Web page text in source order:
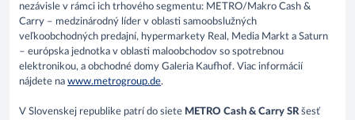
nezávisle v rámci ich trhového segmentu: METRO/Makro Cash &
Carry – medzinárodný líder v oblasti samoobslužných
veľkoobchodných predajní, hypermarkety Real, Media Markt a Saturn
– európska jednotka v oblasti maloobchodov so spotrebnou
elektronikou, a obchodné domy Galeria Kaufhof. Viac informácií
nájdete na www.metrogroup.de.
V Slovenskej republike patrí do siete METRO Cash & Carry SRšesť